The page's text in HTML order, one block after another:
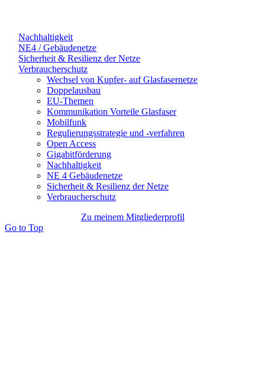
Nachhaltigkeit
NE4 / Gebäudenetze
Sicherheit & Resilienz der Netze
Verbraucherschutz
Wechsel von Kupfer- auf Glasfasernetze
Doppelausbau
EU-Themen
Kommunikation Vorteile Glasfaser
Mobilfunk
Regulierungsstrategie und -verfahren
Open Access
Gigabitförderung
Nachhaltigkeit
NE 4 Gebäudenetze
Sicherheit & Resilienz der Netze
Verbraucherschutz
Zu meinem Mitgliederprofil
Go to Top